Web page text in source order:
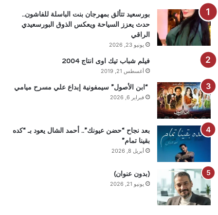
بورسعيد تتألق بمهرجان بنت الباسلة للفاشون..
حدث يعزز السياحة ويعكس الذوق البورسعيدي
الراقي
يونيو 23, 2026
فيلم شباب تيك اوى انتاج 2004
أغسطس 21, 2019
“ابن الأصول” سيمفونية إبداع علي مسرح ميامي
فبراير 6, 2026
بعد نجاح “حضن عيونك”.. أحمد الشال يعود بـ “كده
بقينا تمام”
أبريل 8, 2026
(بدون عنوان)
يونيو 21, 2026